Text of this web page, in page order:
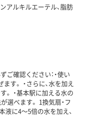
アルキルエーテル、脂肪
確認ください：・使い
す。 ・さらに、水を加え
。 ・基本駅に加える水の
選べます。 1換気扇・フ
液に4～5倍の水を加え、